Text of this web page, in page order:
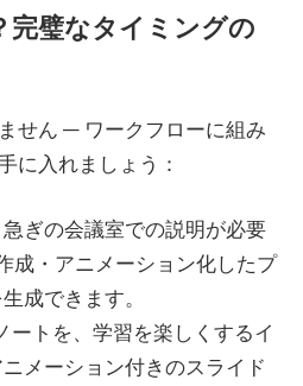
完璧なタイミングの
せん — ワークフローに組み
に入れましょう：
ぎの会議室での説明が必要
成・アニメーション化したプ
成できます。
ートを、学習を楽しくするイ
メーション付きのスライド